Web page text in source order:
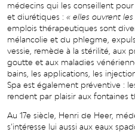
médecins qui les conseillent
et diurétiques : « elles ouvrent
emplois thérapeutiques sont
mélancolie et du phlegme,
vessie, remède à la stérilité, aux
goutte et aux maladies
bains, les applications, les
Spa est également préventive :
rendent par plaisir aux fontaines
Au 17e siècle, Henri de Heer,
s’intéresse lui aussi aux eaux